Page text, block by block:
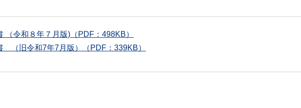
（令和８年７月版)（PDF：498KB）
（旧令和7年7月版）（PDF：339KB）